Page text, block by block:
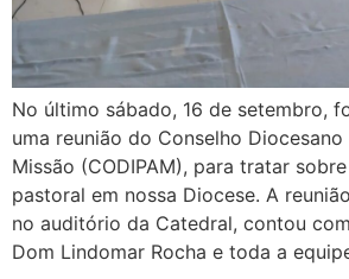
No último sábado, 16 de setembro,
uma reunião do Conselho
Missão (CODIPAM), para tratar
pastoral em nossa Diocese. A
no auditório da Catedral, contou
Dom Lindomar Rocha e toda a